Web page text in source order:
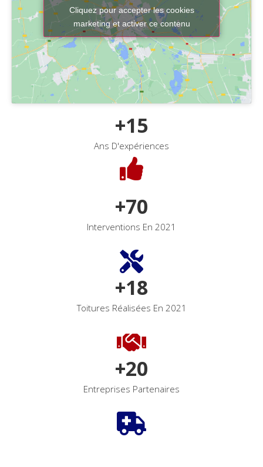
Cliquez pour accepter les cookies
marketing et activer ce contenu
Ans D'expériences
+15
Interventions En 2021
+70
Toitures Réalisées En 2021
+18
Entreprises Partenaires
+20